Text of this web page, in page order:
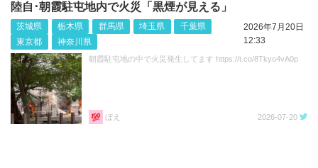
陸自･朝霞駐屯地内で火災「黒煙が見える」
茨城県 栃木県 群馬県 埼玉県
千葉県
東京都
神奈川県
2026年7月20日
12:33
朝霞駐屯地の中で火災発生してます https://t.co/8Tkyo4vA0p
ぼえ 2026-07-20